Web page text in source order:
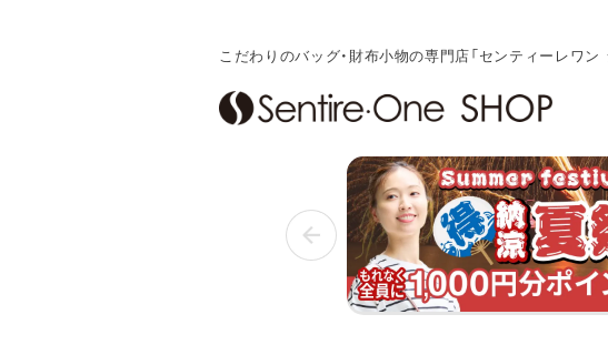
こだわりのバッグ・財布小物の専門店「センティーレワン